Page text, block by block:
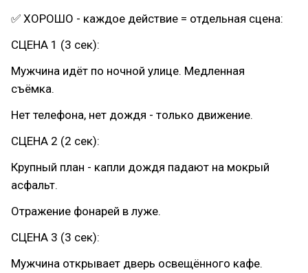
✅ ХОРОШО - каждое действие = отдельная сцена:
СЦЕНА 1 (3 сек):
Мужчина идёт по ночной улице. Медленная
съёмка.
Нет телефона, нет дождя - только движение.
СЦЕНА 2 (2 сек):
Крупный план - капли дождя падают на мокрый
асфальт.
Отражение фонарей в луже.
СЦЕНА 3 (3 сек):
Мужчина открывает дверь освещённого кафе.